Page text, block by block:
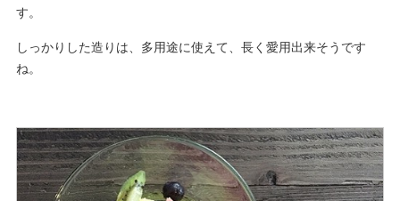
す。
しっかりした造りは、多用途に使えて、長く愛用出来そうです
ね。